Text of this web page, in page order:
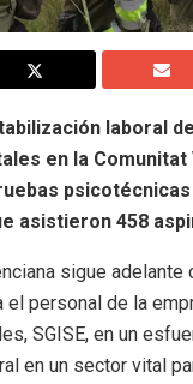
laboral
en la Comunitat
asistieron 458
sigue
personal de la
SGISE, en un
en un sector vital